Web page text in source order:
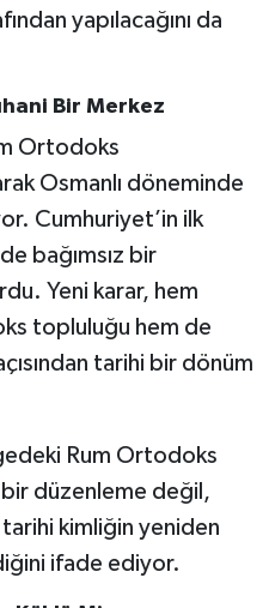
yapılacağını da
Bir Merkez
Ortodoks
Osmanlı döneminde
Cumhuriyet’in ilk
bağımsız bir
Yeni karar, hem
topluluğu hem de
tarihi bir dönüm
Rum Ortodoks
bir düzenleme değil,
kimliğin yeniden
ifade ediyor.